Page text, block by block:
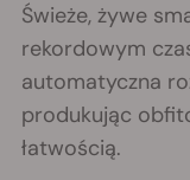
Świeże, żywe
rekordowym
automatyczna
produkując
łatwością.